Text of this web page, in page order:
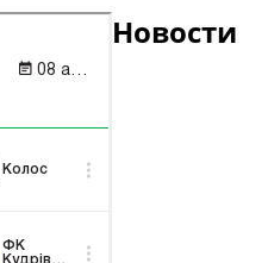
Новости